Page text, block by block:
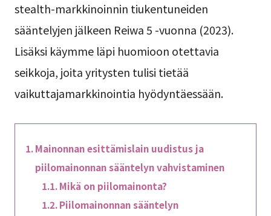
stealth-markkinoinnin tiukentuneiden
sääntelyjen jälkeen Reiwa 5 -vuonna (2023).
Lisäksi käymme läpi huomioon otettavia
seikkoja, joita yritysten tulisi tietää
vaikuttajamarkkinointia hyödyntäessään.
Mainonnan esittämislain uudistus ja
piilomainonnan sääntelyn vahvistaminen
Mikä on piilomainonta?
Piilomainonnan sääntelyn